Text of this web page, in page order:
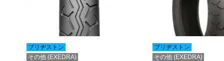
ブリヂストン
その他 (EXEDRA)
ブリヂストン
その他 (EXEDRA)